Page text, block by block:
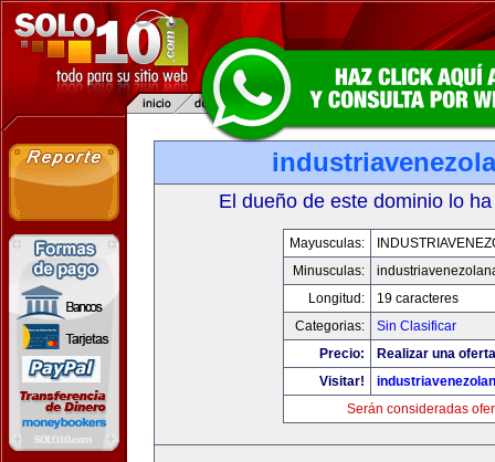
El dueño de este dominio lo
Mayusculas:
Minusculas:
Longitud:
19 caracteres
Categorias:
Sin Clasificar
Precio:
Realizar una
Visitar!
Serán consideradas